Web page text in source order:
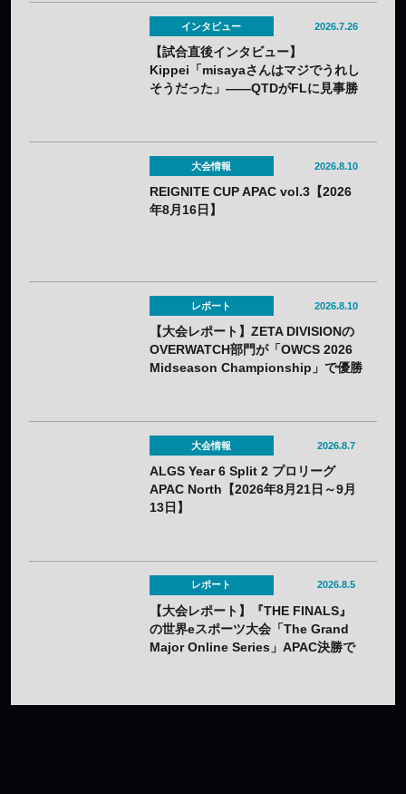
インタビュー 2026.7.26
【試合直後インタビュー】
Kippei「misayaさんはマジでうれし
そうだった」――QTDがFLに見事勝
大会情報 2026.8.10
REIGNITE CUP APAC vol.3【2026
年8月16日】
レポート 2026.8.10
【大会レポート】ZETA DIVISIONの
OVERWATCH部門が「OWCS 2026
Midseason Championship」で優勝
大会情報 2026.8.7
ALGS Year 6 Split 2 プロリーグ
APAC North【2026年8月21日～9月
13日】
レポート 2026.8.5
【大会レポート】『THE FINALS』
の世界eスポーツ大会「The Grand
Major Online Series」APAC決勝で